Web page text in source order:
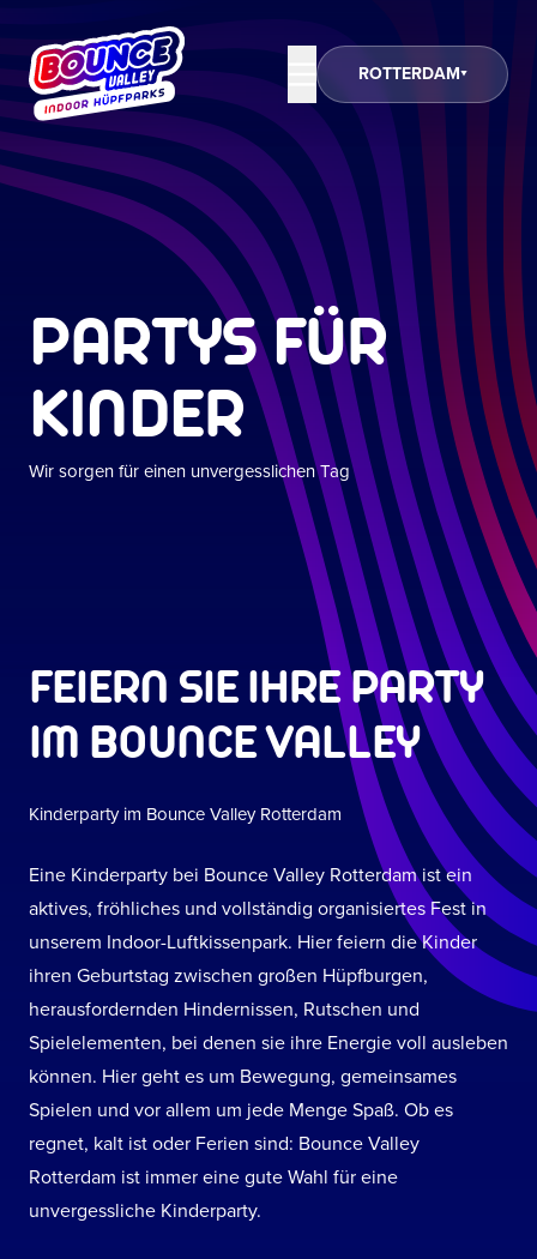
ROTTERDAM
PARTYS FÜR
KINDER
Wir sorgen für einen unvergesslichen Tag
FEIERN SIE IHRE PARTY
IM BOUNCE VALLEY
Kinderparty im Bounce Valley Rotterdam
Eine Kinderparty bei Bounce Valley Rotterdam ist ein
aktives, fröhliches und vollständig organisiertes Fest in
unserem Indoor-Luftkissenpark. Hier feiern die Kinder
ihren Geburtstag zwischen großen Hüpfburgen,
herausfordernden Hindernissen, Rutschen und
Spielelementen, bei denen sie ihre Energie voll ausleben
können. Hier geht es um Bewegung, gemeinsames
Spielen und vor allem um jede Menge Spaß. Ob es
regnet, kalt ist oder Ferien sind: Bounce Valley
Rotterdam ist immer eine gute Wahl für eine
unvergessliche Kinderparty.